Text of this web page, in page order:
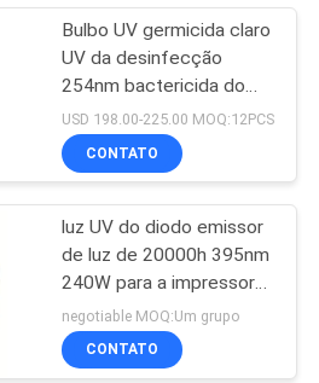
Bulbo UV germicida claro
UV da desinfecção
254nm bactericida do
esterilizador UV-c
portátil
USD 198.00-225.00 MOQ:12PCS
CONTATO
luz UV do diodo emissor
de luz de 20000h 395nm
240W para a impressora
a jato de tinta Machine
negotiable MOQ:Um grupo
CONTATO